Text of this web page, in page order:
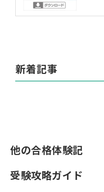
新着記事
他の合格体験記
受験攻略ガイド